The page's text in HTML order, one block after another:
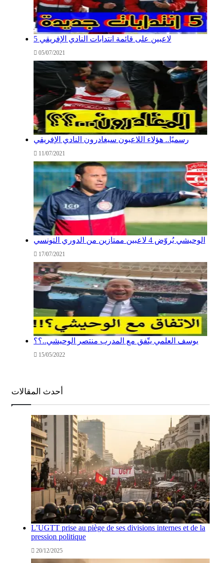
5 لاعبين على قائمة انتدابات النادي الإفريقي
05/07/2021
رسميًا.. هؤلاء اللاعبون سيغادرون النادي الإفريقي
11/07/2021
الوحيشي يُروّض 4 لاعبين ممتازين من الدوري التونسي
17/07/2021
يوسف العلمي يتّفق مع المدرب منتصر الوحيشي..؟؟
15/05/2022
أحدث المقالات
L’UGTT prise au piège de ses divisions internes et de la
pression politique
20/12/2025